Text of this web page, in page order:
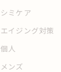
シミケア
エイジング対策
個人
メンズ